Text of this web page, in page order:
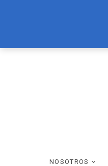
to
NOSOTROS